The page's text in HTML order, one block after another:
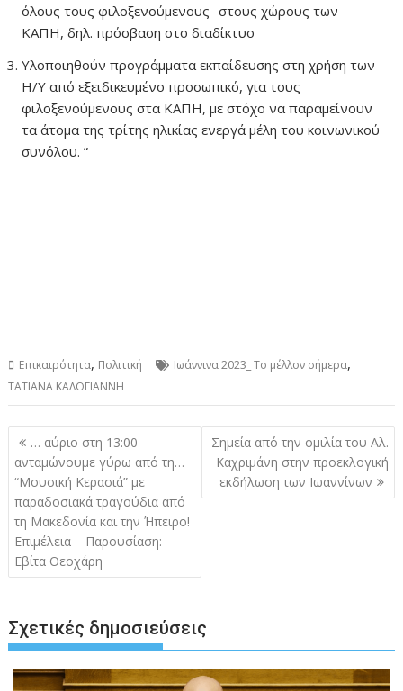
όλους τους φιλοξενούμενους- στους χώρους των
ΚΑΠΗ, δηλ. πρόσβαση στο διαδίκτυο
Υλοποιηθούν προγράμματα εκπαίδευσης στη χρήση των
Η/Υ από εξειδικευμένο προσωπικό, για τους
φιλοξενούμενους στα ΚΑΠΗ, με στόχο να παραμείνουν
τα άτομα της τρίτης ηλικίας ενεργά μέλη του κοινωνικού
συνόλου. “
Επικαιρότητα, Πολιτική Ιωάννινα 2023_ Το μέλλον σήμερα,
ΤΑΤΙΑΝΑ ΚΑΛΟΓΙΑΝΝΗ
Πλοήγηση
άρθρων
… αύριο στη 13:00
ανταμώνουμε γύρω από τη…
“Μουσική Κερασιά” με
παραδοσιακά τραγούδια από
τη Μακεδονία και την Ήπειρο!
Επιμέλεια – Παρουσίαση:
Εβίτα Θεοχάρη
Σημεία από την ομιλία του Αλ.
Καχριμάνη στην προεκλογική
εκδήλωση των Ιωαννίνων
Σχετικές δημοσιεύσεις